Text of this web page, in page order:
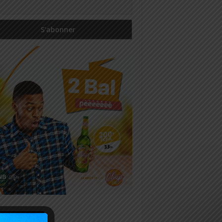
récents